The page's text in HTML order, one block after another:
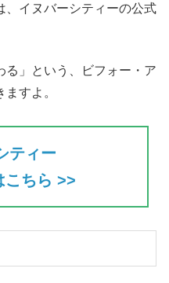
、イヌバーシティーの公式
る」という、ビフォー・ア
すよ。
ティー
こちら >>